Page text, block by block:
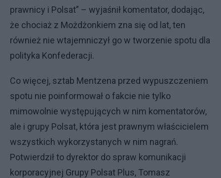
prawnicy i Polsat” – wyjaśnił komentator, dodając,
że chociaż z Możdżonkiem zna się od lat, ten
również nie wtajemniczył go w tworzenie spotu dla
polityka Konfederacji.
Co więcej, sztab Mentzena przed wypuszczeniem
spotu nie poinformował o fakcie nie tylko
mimowolnie występujących w nim komentatorów,
ale i grupy Polsat, która jest prawnym właścicielem
wszystkich wykorzystanych w nim nagrań.
Potwierdził to dyrektor do spraw komunikacji
korporacyjnej Grupy Polsat Plus, Tomasz